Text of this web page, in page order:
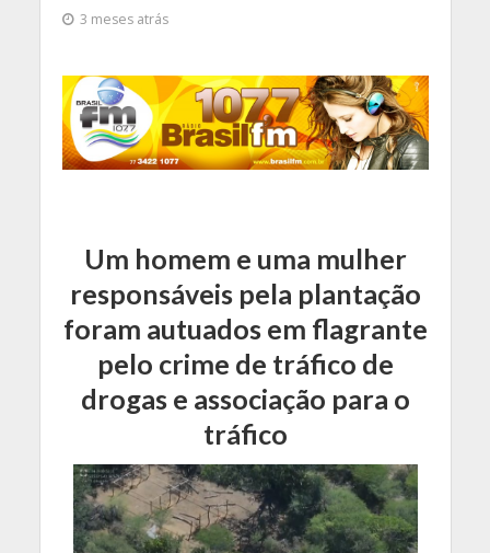
3 meses atrás
Um homem e uma mulher
responsáveis pela plantação
foram autuados em flagrante
pelo crime de tráfico de
drogas e associação para o
tráfico